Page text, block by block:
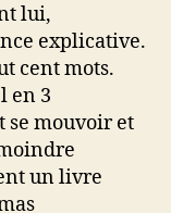
lui,
explicative.
cent mots.
en 3
se mouvoir et
un livre